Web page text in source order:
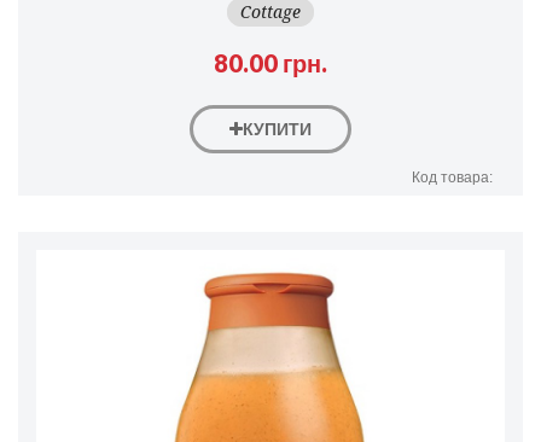
Cottage
80.00 грн.
КУПИТИ
Код товара: